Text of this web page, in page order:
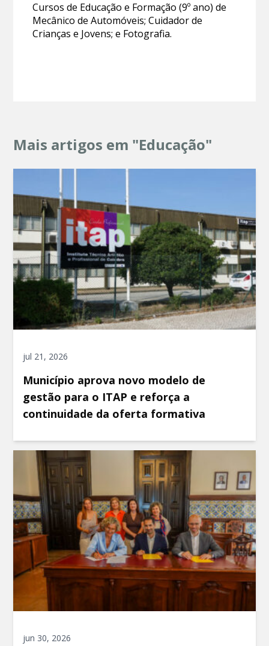
Cursos de Educação e Formação (9º ano) de
Mecânico de Automóveis; Cuidador de
Crianças e Jovens; e Fotografia.
Mais artigos em "Educação"
jul 21, 2026
Município aprova novo modelo de
gestão para o ITAP e reforça a
continuidade da oferta formativa
jun 30, 2026